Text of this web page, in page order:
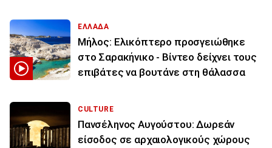
ΕΛΛΑΔΑ
Μήλος: Ελικόπτερο προσγειώθηκε
στο Σαρακήνικο - Βίντεο δείχνει τους
επιβάτες να βουτάνε στη θάλασσα
CULTURE
Πανσέληνος Αυγούστου: Δωρεάν
είσοδος σε αρχαιολογικούς χώρους